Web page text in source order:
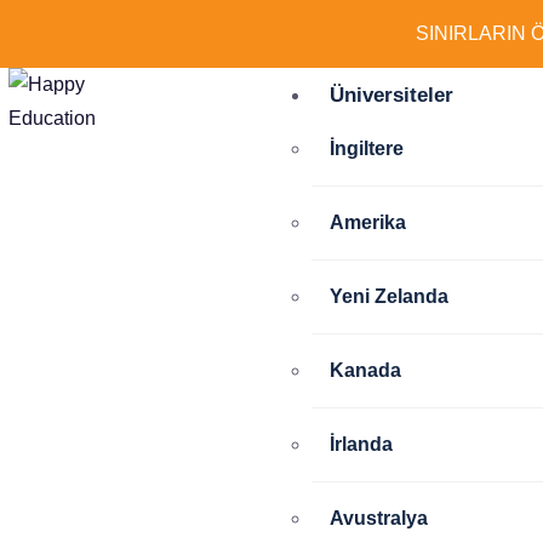
SINIRLARIN
Üniversiteler
İngiltere
Amerika
Yeni Zelanda
Kanada
İrlanda
Avustralya